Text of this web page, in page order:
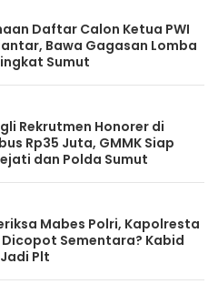
Daftar Calon Ketua PWI
Bawa Gagasan Lomba
Sumut
Rekrutmen Honorer di
Rp35 Juta, GMMK Siap
dan Polda Sumut
Mabes Polri, Kapolresta
Dicopot Sementara? Kabid
Plt